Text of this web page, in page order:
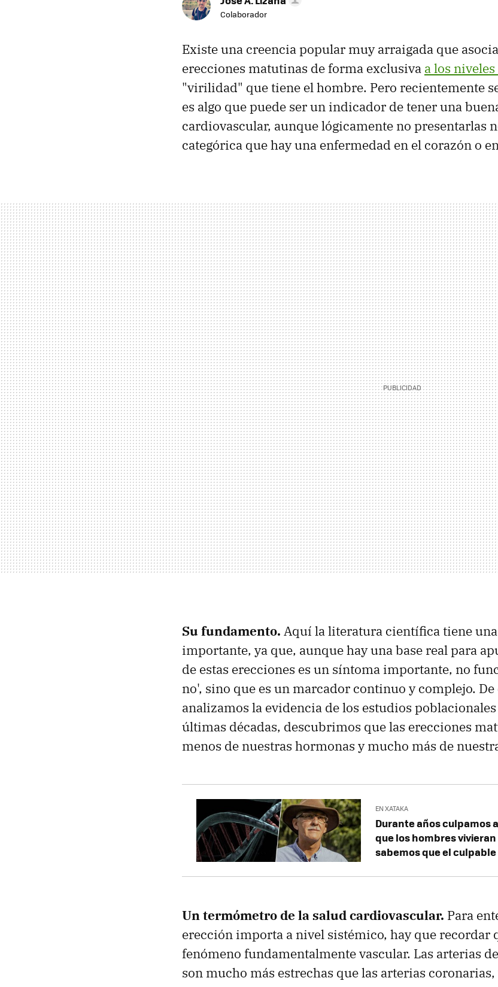
Colaborador
Existe una creencia popular muy arraigada que
erecciones matutinas de forma exclusiva a los
"virilidad" que tiene el hombre. Pero recientemente
es algo que puede ser un indicador de tener una
cardiovascular, aunque lógicamente no presentarlas
categórica que hay una enfermedad en el corazón o
Su fundamento. Aquí la literatura científica tiene
importante, ya que, aunque hay una base real para
de estas erecciones es un síntoma importante, no
no', sino que es un marcador continuo y complejo. De
analizamos la evidencia de los estudios
últimas décadas, descubrimos que las erecciones
menos de nuestras hormonas y mucho más de
EN XATAKA
Durante años culpamos
que los hombres
sabemos que el
Un termómetro de la salud cardiovascular. Para
erección importa a nivel sistémico, hay que recordar
fenómeno fundamentalmente vascular. Las arterias
son mucho más estrechas que las arterias